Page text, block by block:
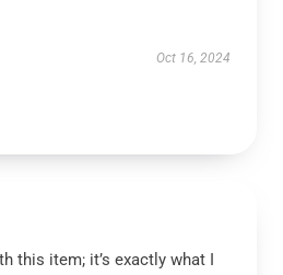
Oct 16, 2024
this item; it’s exactly what I